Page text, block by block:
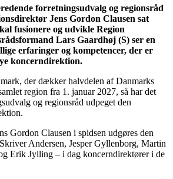
forretningsudvalg og regionsråd
Jens Gordon Clausen sat
fusionere og udvikle Region
Lars Gaardhøj (S) ser en
erfaringer og kompetencer, der er
koncerndirektion.
der dækker halvdelen af Danmarks
region fra 1. januar 2027, så har det
og regionsråd udpeget den
Gordon Clausen i spidsen udgøres den
Andersen, Jesper Gyllenborg, Martin
Erik Jylling – i dag koncerndirektører i de